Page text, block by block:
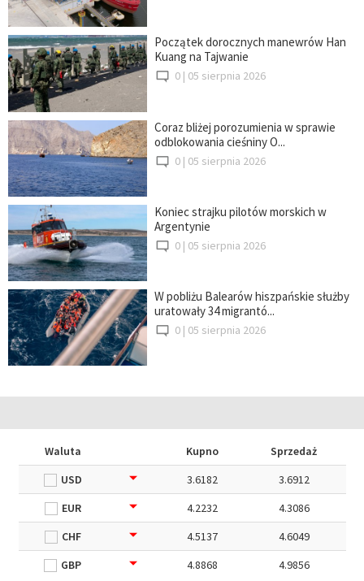
Początek dorocznych manewrów Han
Kuang na Tajwanie
0 | 05 sierpnia 2026
Coraz bliżej porozumienia w sprawie
odblokowania cieśniny O...
0 | 05 sierpnia 2026
Koniec strajku pilotów morskich w
Argentynie
0 | 05 sierpnia 2026
W pobliżu Balearów hiszpańskie służby
uratowały 34 migrantó...
0 | 05 sierpnia 2026
Waluta Kupno
Sprzedaż
USD
3.6182
3.6912
EUR
4.2232
4.3086
CHF
4.5137
4.6049
GBP
4.8868 4.9856